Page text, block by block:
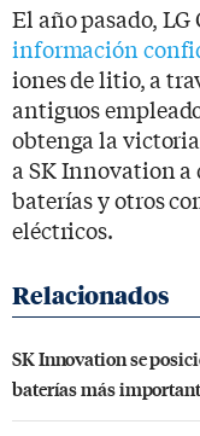
El año pasado,
información
iones de litio, a
antiguos
obtenga la
a SK Innovation
baterías y otros
eléctricos.
SK Innovation se
baterías más